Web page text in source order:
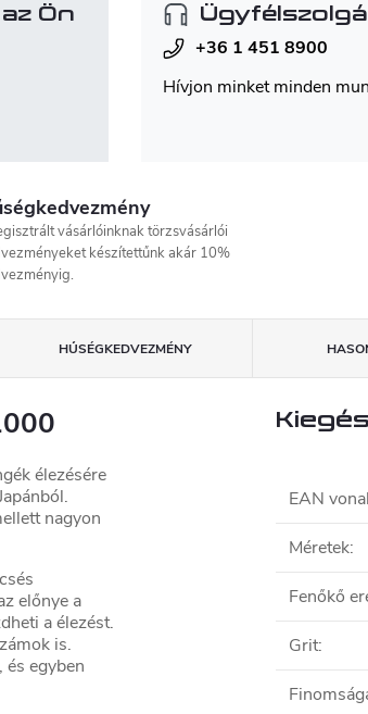
Ön
+36 1 451 8900
Hívjon minket minden
vásárlóinknak törzsvásárlói
készítettűnk akár 10%
HŰSÉGKEDVEZMÉNY
élezésére
nagyon
előnye a
a élezést.
is.
egyben
EAN
Méretek:
Fenőkő
Grit: